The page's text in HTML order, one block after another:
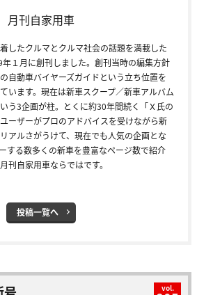
月刊自家用車
したクルマとクルマ社会の話題を満載した
１月に創刊しました。創刊当時の編集方針
自動車バイヤーズガイドという立ち位置を
います。現在は新車スクープ／新車アルバム
う3企画が柱。とくに約30年間続く「Ｘ氏の
ーザーがプロのアドバイスを受けながら新
アルさがうけて、現在でも人気の企画とな
する数多くの新車を豊富なページ数で紹介
刊自家用車ならではです。
投稿一覧へ
vol.